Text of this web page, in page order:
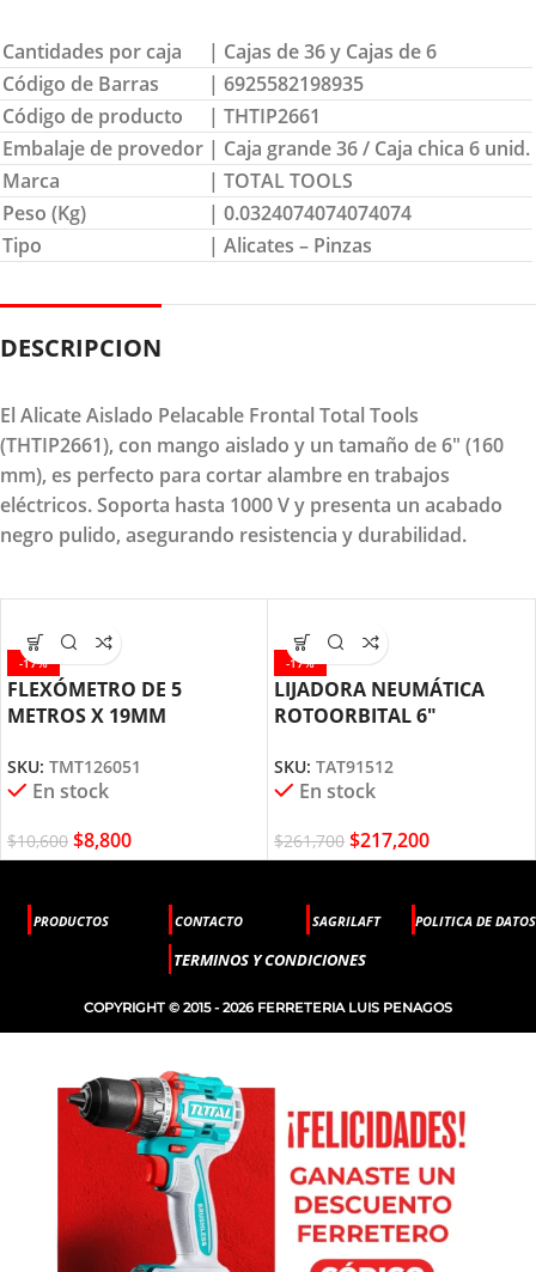
Cantidades por caja
| Cajas de 36 y Cajas de 6
Código de Barras
| 6925582198935
Código de producto
| THTIP2661
Embalaje de provedor | Caja grande 36 / Caja chica 6 unid.
Marca
| TOTAL TOOLS
Peso (Kg)
| 0.0324074074074074
Tipo
| Alicates – Pinzas
DESCRIPCION
El Alicate Aislado Pelacable Frontal Total Tools
(THTIP2661), con mango aislado y un tamaño de 6" (160
mm), es perfecto para cortar alambre en trabajos
eléctricos. Soporta hasta 1000 V y presenta un acabado
negro pulido, asegurando resistencia y durabilidad.
-17%
FLEXÓMETRO DE 5
METROS X 19MM
SKU: TMT126051
En stock
$10,600 $8,800
-17%
LIJADORA NEUMÁTICA
ROTOORBITAL 6″
SKU: TAT91512
En stock
$261,700 $217,200
PRODUCTOS CONTACTO SAGRILAFT POLITICA DE DATOS
TERMINOS Y CONDICIONES
COPYRIGHT © 2015 - 2026 FERRETERIA LUIS PENAGOS